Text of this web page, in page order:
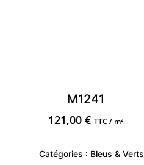
M1241
121,00€ TTC / m²
Catégories : Bleus & Verts